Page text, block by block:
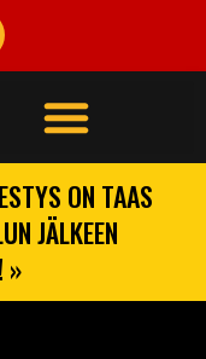
ON TAAS
JÄLKEEN
»